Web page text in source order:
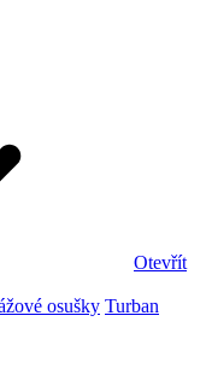
Otevřít
osušky Turban